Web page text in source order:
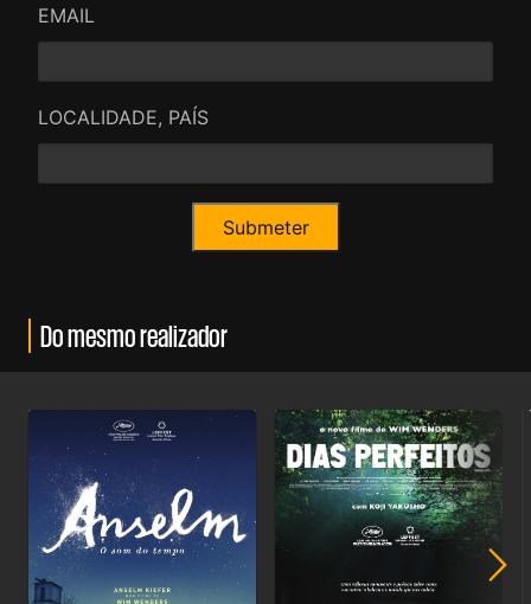
EMAIL
LOCALIDADE, PAÍS
Do mesmo realizador